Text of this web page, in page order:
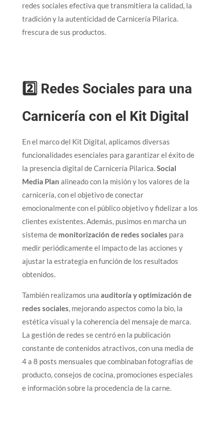
redes sociales efectiva que transmitiera la calidad, la
tradición y la autenticidad de Carnicería Pilarica.
frescura de sus productos.
2️⃣ Redes Sociales para una
Carnicería con el Kit Digital
En el marco del Kit Digital, aplicamos diversas
funcionalidades esenciales para garantizar el éxito de
la presencia digital de Carnicería Pilarica.Social
Media Plan alineado con la misión y los valores de la
carnicería, con el objetivo de conectar
emocionalmente con el público objetivo y fidelizar a los
clientes existentes. Además, pusimos en marcha un
sistema de monitorización de redes sociales para
medir periódicamente el impacto de las acciones y
ajustar la estrategia en función de los resultados
obtenidos.
También realizamos una auditoría y optimización de
redes sociales, mejorando aspectos como la bio, la
estética visual y la coherencia del mensaje de marca.
La gestión de redes se centró en la publicación
constante de contenidos atractivos, con una media de
4 a 8 posts mensuales que combinaban fotografías de
producto, consejos de cocina, promociones especiales
e información sobre la procedencia de la carne.